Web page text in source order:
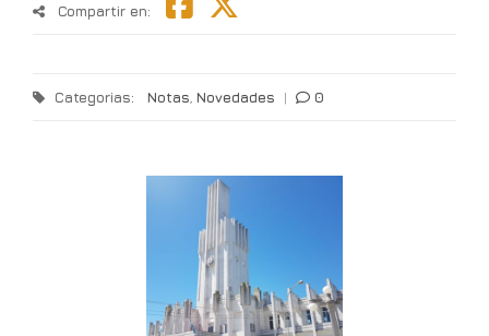
Compartir en:
Categorias: Notas Novedades | 0